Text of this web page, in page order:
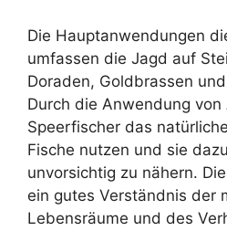
Die Hauptanwendungen
umfassen die Jagd auf
Doraden, Goldbrassen
Durch die Anwendung von
Speerfischer das
Fische nutzen und sie
unvorsichtig zu nähern.
ein gutes Verständnis der
Lebensräume und des